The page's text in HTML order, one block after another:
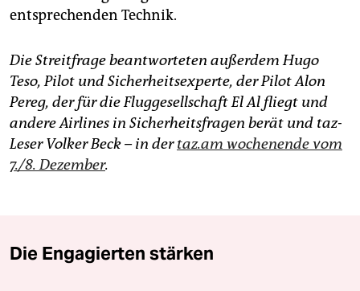
entsprechenden Technik.
Die Streitfrage beantworteten außerdem Hugo
Teso, Pilot und Sicherheitsexperte, der Pilot Alon
Pereg, der für die Fluggesellschaft El Al fliegt und
andere Airlines in Sicherheitsfragen berät und taz-
Leser Volker Beck – in dertaz.am wochenende vom
7./8. Dezember.
Die Engagierten stärken